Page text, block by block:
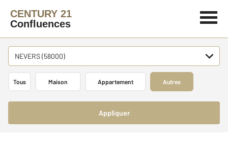
CENTURY 21
Confluences
NEVERS (58000)
Tous Maison Appartement Autres
Appliquer